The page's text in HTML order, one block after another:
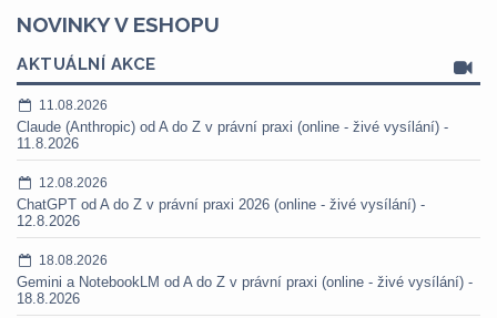
NOVINKY V ESHOPU
AKTUÁLNÍ AKCE
11.08.2026
Claude (Anthropic) od A do Z v právní praxi (online - živé vysílání) -
11.8.2026
12.08.2026
ChatGPT od A do Z v právní praxi 2026 (online - živé vysílání) -
12.8.2026
18.08.2026
Gemini a NotebookLM od A do Z v právní praxi (online - živé vysílání) -
18.8.2026